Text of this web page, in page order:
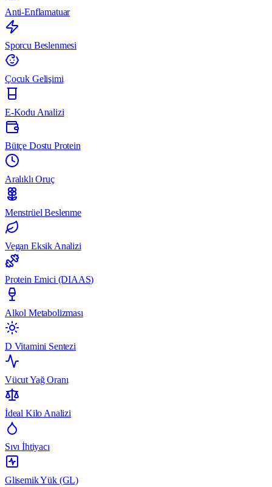
Anti-Enflamatuar
Sporcu Beslenmesi
Çocuk Gelişimi
E-Kodu Analizi
Bütçe Dostu Protein
Aralıklı Oruç
Menstrüel Beslenme
Vegan Eksik Analizi
Protein Emici (DIAAS)
Alkol Metabolizması
D Vitamini Sentezi
Vücut Yağ Oranı
İdeal Kilo Analizi
Sıvı İhtiyacı
Glisemik Yük (GL)